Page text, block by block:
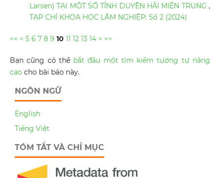
Larsen) TẠI MỘT SỐ TỈNH DUYÊN HẢI MIỀN TRUNG,
TẠP CHÍ KHOA HỌC LÂM NGHIỆP: Số 2 (2024)
<< < 5 6 7 8 9 10 11 12 13 14 > >>
Bạn cũng có thể bắt đầu một tìm kiếm tương tự nâng
cao cho bài báo này.
NGÔN NGỮ
English
Tiếng Việt
TÓM TẮT VÀ CHỈ MỤC